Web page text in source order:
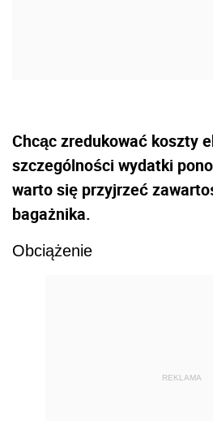
Chcąc zredukować koszty
szczególności wydatki
warto się przyjrzeć
bagażnika.
Obciążenie
REKLAMA